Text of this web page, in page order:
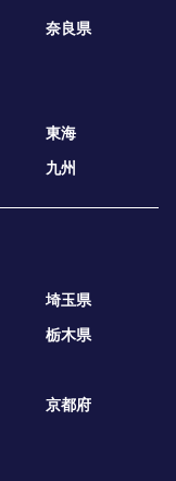
奈良県
東海
九州
埼玉県
栃木県
京都府